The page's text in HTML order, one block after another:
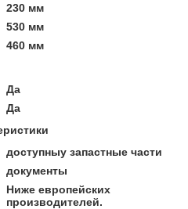
230 мм
530 мм
460 мм
Да
Да
доступныу запастные части
документы
Ниже европейских
производителей.